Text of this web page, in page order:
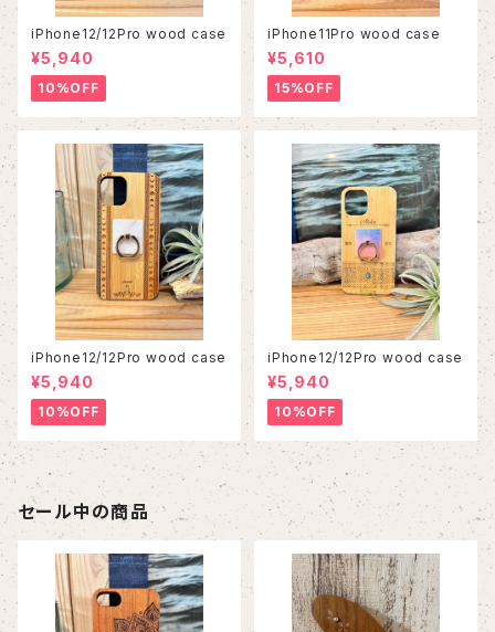
iPhone12/12Pro wood case
¥5,940
10%OFF
iPhone11Pro wood case
¥5,610
15%OFF
iPhone12/12Pro wood case
¥5,940
10%OFF
iPhone12/12Pro wood case
¥5,940
10%OFF
セール中の商品